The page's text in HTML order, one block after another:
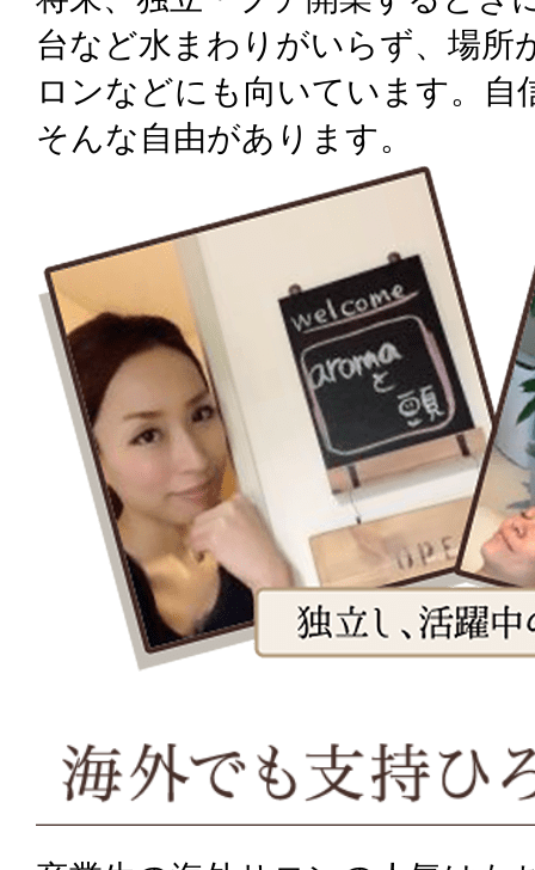
台など水まわりがいらず、場所
ロンなどにも向いています。自
そんな自由があります。